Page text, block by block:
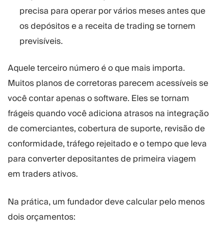
precisa para operar por vários meses antes que
os depósitos e a receita de trading se tornem
previsíveis.
Aquele terceiro número é o que mais importa.
Muitos planos de corretoras parecem acessíveis se
você contar apenas o software. Eles se tornam
frágeis quando você adiciona atrasos na integração
de comerciantes, cobertura de suporte, revisão de
conformidade, tráfego rejeitado e o tempo que leva
para converter depositantes de primeira viagem
em traders ativos.
Na prática, um fundador deve calcular pelo menos
dois orçamentos: